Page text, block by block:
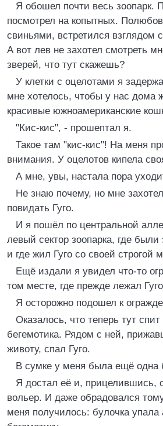
Я обошел почти весь зоопарк.
посмотрел на копытных.
свиньями, встретился взглядом
А вот лев не захотел смотреть
зверей, что тут скажешь?
У клетки с оцелотами я
мне хотелось, чтобы у нас дома
красивые южноамериканские
"Кис-кис", - прошептал я.
Такое там "кис-кис"! На меня
внимания. У оцелотов кипела
А мне, увы, настала пора
Не знаю почему, но мне
повидать Гуго.
И я пошёл по центральной
левый сектор зоопарка, где
и где жил Гуго со своей строгой
Ещё издали я увидел что-то
том месте, где прежде лежал
Я осторожно подошел к
Оказалось, что теперь тут
бегемотика. Рядом с ней,
животу, спал Гуго.
В сумке у меня была ещё одна
Я достал её и, прицелившись,
вольер. И даже обрадовался
меня получилось: булочка упала